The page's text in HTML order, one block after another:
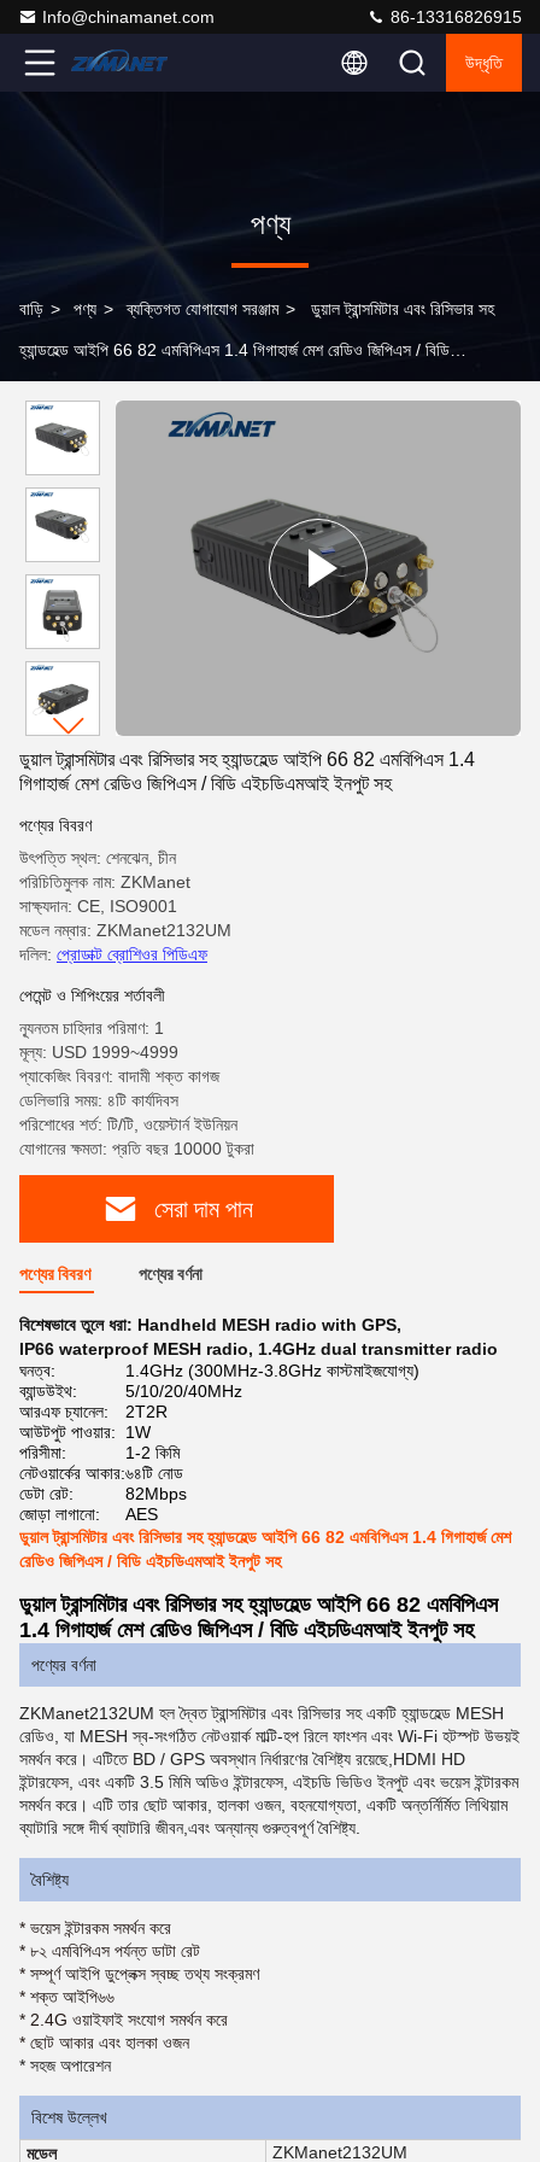
Info@chinamanet.com 86-13316826915
উদ্ধৃতি
পণ্য
বাড়ি > পণ্য > ব্যক্তিগত যোগাযোগ সরঞ্জাম > ডুয়াল ট্রান্সমিটার এবং রিসিভার সহ
হ্যান্ডহেল্ড আইপি 66 82 এমবিপিএস 1.4 গিগাহার্জ মেশ রেডিও জিপিএস / বিডি
ডুয়াল ট্রান্সমিটার এবং রিসিভার সহ হ্যান্ডহেল্ড আইপি 66 82 এমবিপিএস 1.4
গিগাহার্জ মেশ রেডিও জিপিএস / বিডি এইচডিএমআই ইনপুট সহ
পণ্যের বিবরণ
উৎপত্তি স্থল: শেনঝেন, চীন
পরিচিতিমুলক নাম: ZKManet
সাক্ষ্যদান: CE, ISO9001
মডেল নম্বার: ZKManet2132UM
দলিল: প্রোডাক্ট ব্রোশিওর পিডিএফ
পেমেন্ট ও শিপিংয়ের শর্তাবলী
ন্যূনতম চাহিদার পরিমাণ: 1
মূল্য: USD 1999~4999
প্যাকেজিং বিবরণ: বাদামী শক্ত কাগজ
ডেলিভারি সময়: ৪টি কার্যদিবস
পরিশোধের শর্ত: টি/টি, ওয়েস্টার্ন ইউনিয়ন
যোগানের ক্ষমতা: প্রতি বছর 10000 টুকরা
সেরা দাম পান
পণ্যের বিবরণ পণ্যের বর্ণনা
বিশেষভাবে তুলে ধরা: Handheld MESH radio with GPS,
IP66 waterproof MESH radio, 1.4GHz dual transmitter radio
ঘনত্ব:
1.4GHz (300MHz-3.8GHz কাস্টমাইজযোগ্য)
ব্যান্ডউইথ:
5/10/20/40MHz
আরএফ চ্যানেল:
2T2R
আউটপুট পাওয়ার:
1W
পরিসীমা:
1-2 কিমি
নেটওয়ার্কের আকার:৬৪টি নোড
ডেটা রেট:
82Mbps
জোড়া লাগানো:
AES
ডুয়াল ট্রান্সমিটার এবং রিসিভার সহ হ্যান্ডহেল্ড আইপি 66 82 এমবিপিএস 1.4 গিগাহার্জ মেশ
রেডিও জিপিএস / বিডি এইচডিএমআই ইনপুট সহ
ডুয়াল ট্রান্সমিটার এবং রিসিভার সহ হ্যান্ডহেল্ড আইপি 66 82 এমবিপিএস
1.4 গিগাহার্জ মেশ রেডিও জিপিএস / বিডি এইচডিএমআই ইনপুট সহ
পণ্যের বর্ণনা
ZKManet2132UM হল দ্বৈত ট্রান্সমিটার এবং রিসিভার সহ একটি হ্যান্ডহেল্ড MESH
রেডিও, যা MESH স্ব-সংগঠিত নেটওয়ার্ক মাল্টি-হপ রিলে ফাংশন এবং Wi-Fi হটস্পট উভয়ই
সমর্থন করে। এটিতে BD / GPS অবস্থান নির্ধারণের বৈশিষ্ট্য রয়েছে,HDMI HD
ইন্টারফেস, এবং একটি 3.5 মিমি অডিও ইন্টারফেস, এইচডি ভিডিও ইনপুট এবং ভয়েস ইন্টারকম
সমর্থন করে। এটি তার ছোট আকার, হালকা ওজন, বহনযোগ্যতা, একটি অন্তর্নির্মিত লিথিয়াম
ব্যাটারি সঙ্গে দীর্ঘ ব্যাটারি জীবন,এবং অন্যান্য গুরুত্বপূর্ণ বৈশিষ্ট্য.
বৈশিষ্ট্য
* ভয়েস ইন্টারকম সমর্থন করে
* ৮২ এমবিপিএস পর্যন্ত ডাটা রেট
* সম্পূর্ণ আইপি ডুপ্লেক্স স্বচ্ছ তথ্য সংক্রমণ
* শক্ত আইপি৬৬
* 2.4G ওয়াইফাই সংযোগ সমর্থন করে
* ছোট আকার এবং হালকা ওজন
* সহজ অপারেশন
বিশেষ উল্লেখ
মডেল
ZKManet2132UM